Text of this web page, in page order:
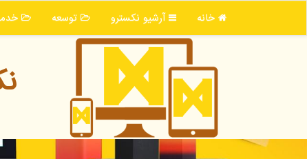
خانه آرشیو نكسترو توسعه